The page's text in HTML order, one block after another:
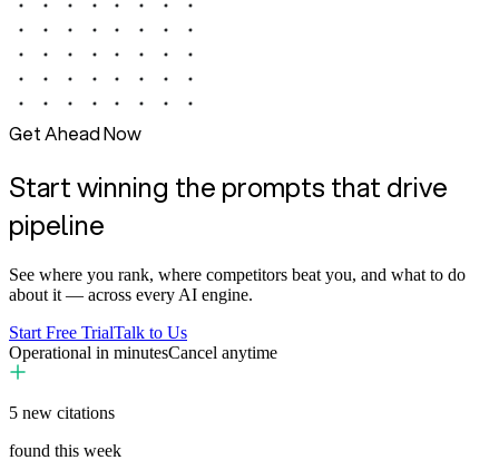
Get Ahead Now
Start winning the prompts that drive
pipeline
See where you rank, where competitors beat you, and what to do
about it — across every AI engine.
Start Free TrialTalk to Us
Operational in minutesCancel anytime
5 new citations
found this week